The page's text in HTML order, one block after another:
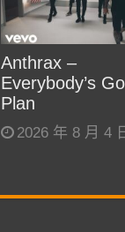
Anthrax –
Everybody’s
Plan
2026 年 8 月 4